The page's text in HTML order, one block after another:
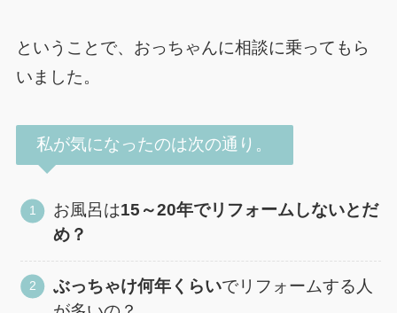
ということで、おっちゃんに相談に乗ってもら
いました。
私が気になったのは次の通り。
お風呂は15～20年でリフォームしないとだ
め？
ぶっちゃけ何年くらいでリフォームする人